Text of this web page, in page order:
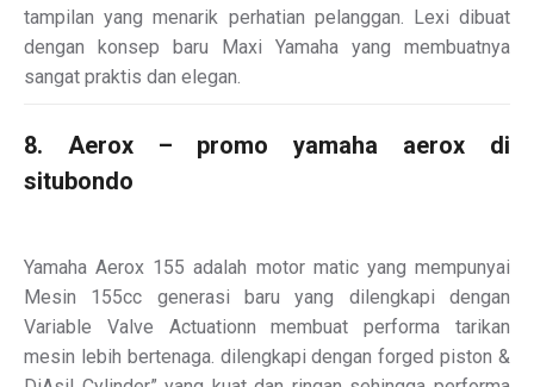
tampilan yang menarik perhatian pelanggan. Lexi dibuat
dengan konsep baru Maxi Yamaha yang membuatnya
sangat praktis dan elegan.
8. Aerox – promo yamaha aerox di
situbondo
Yamaha Aerox 155 adalah motor matic yang mempunyai
Mesin 155cc generasi baru yang dilengkapi dengan
Variable Valve Actuationn membuat performa tarikan
mesin lebih bertenaga. dilengkapi dengan forged piston &